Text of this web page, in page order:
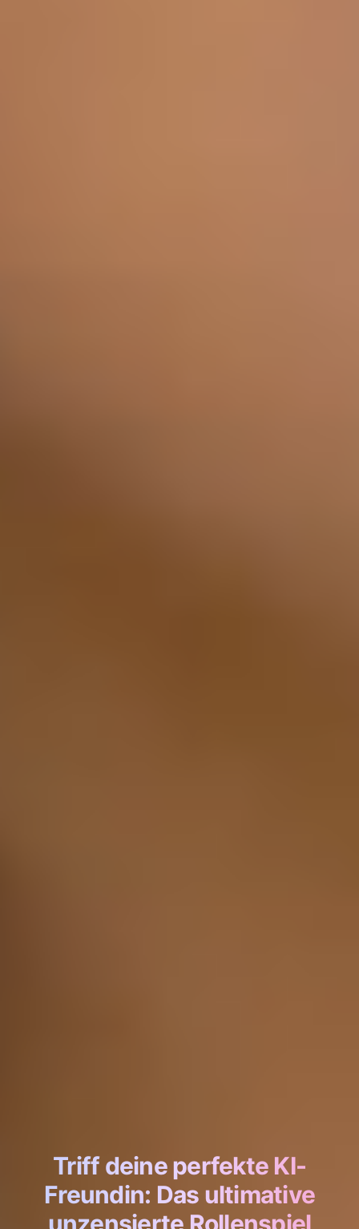
Triff deine perfekte KI-
Freundin: Das ultimative